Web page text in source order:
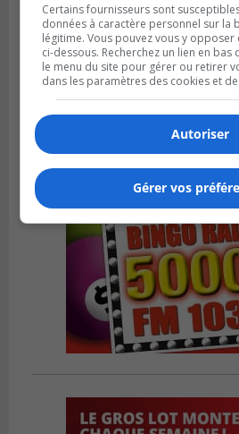
VIEUX-LONGUEUIL
Publié le 3 août 2026 à 14h47
Le Livre bleu rassemble
Longueuil
Certains fournisseurs sont
données à caractère personnel sur la
légitime. Vous pouvez vous y
ci-dessous. Recherchez un lien en
le menu du site pour gérer ou retirer
dans les paramètres des cookies et
Autoriser
Gérer vos